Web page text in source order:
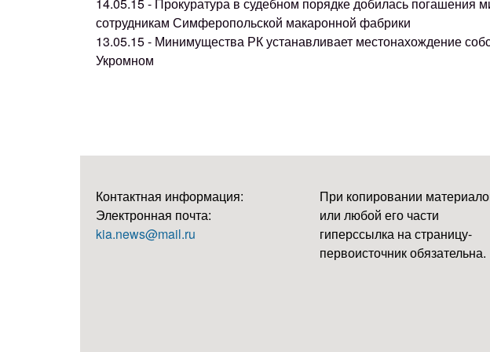
сотрудникам Симферопольской макаронной фабрики
13.05.15 - Минимущества РК устанавливает местонахождение
Укромном
Контактная информация:
Электронная почта:
kia.news@mail.ru
При копировании
или любой его части
гиперссылка на страницу-
первоисточник обязательна.